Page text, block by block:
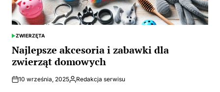
POSTED
IN
ZWIERZĘTA
Najlepsze akcesoria i zabawki dla
zwierząt domowych
10 września, 2025Opublikowane
Redakcja serwisu